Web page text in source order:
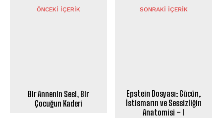
ÖNCEKI İÇERIK
Bir Annenin Sesi, Bir
Çocuğun Kaderi
SONRAKI İÇERIK
Epstein Dosyası: Gücün,
İstismarın ve Sessizliğin
Anatomisi – I